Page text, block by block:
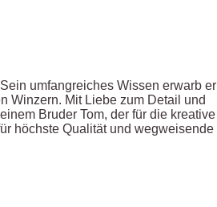
umfangreiches Wissen erwarb er
Winzern. Mit Liebe zum Detail und
Bruder Tom, der für die kreative
höchste Qualität und wegweisende